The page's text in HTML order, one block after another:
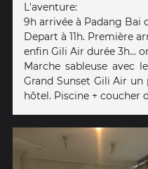
L'aventure:
9h arrivée à Padang Bai
Depart à 11h. Première
enfin Gili Air durée 3h...
Marche sableuse avec
Grand Sunset Gili Air
hôtel. Piscine + coucher